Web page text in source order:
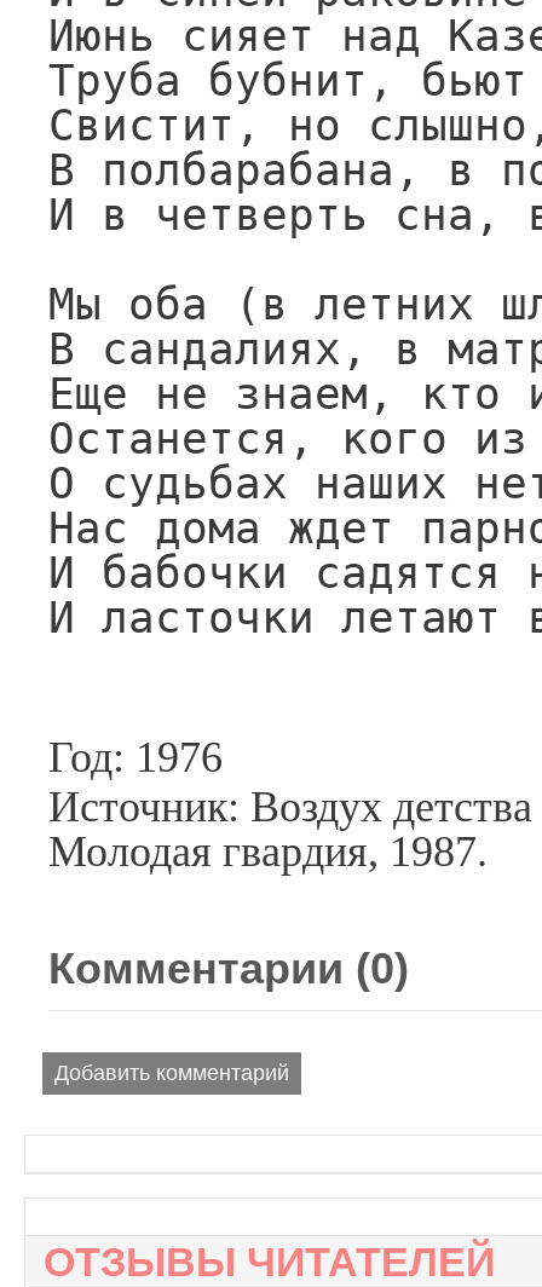
Июнь сияет над
Труба бубнит,
Свистит, но
В полбарабана, в
И в четверть сна,
Мы оба (в летних
В сандалиях, в
Еще не знаем, кто
Останется, кого
О судьбах наших
Нас дома ждет
И бабочки садятся
И ласточки летают
Год: 1976
Источник: Воздух
Молодая гвардия, 1987.
Комментарии (0)
Добавить комментарий
ОТЗЫВЫ ЧИТАТЕЛЕЙ